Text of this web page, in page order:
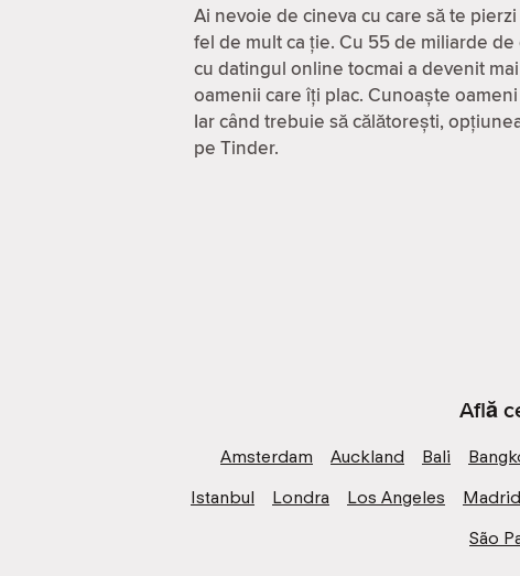
Ai nevoie de cineva cu care să te
fel de mult ca ție. Cu 55 de miliarde
cu datingul online tocmai a devenit
oamenii care îți plac. Cunoaște
Iar când trebuie să călătorești,
pe Tinder.
Află
Amsterdam Auckland Bali
Istanbul
Londra Los Angeles Madrid
São